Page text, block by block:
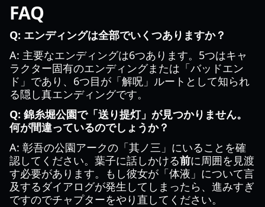
FAQ
Q: エンディングは全部でいくつありますか？
A: 主要なエンディングは6つあります。5つはキャ
ラクター固有のエンディングまたは「バッドエン
ド」であり、6つ目が「解呪」ルートとして知られ
る隠し真エンディングです。
Q: 錦糸堀公園で「送り提灯」が見つかりません。
何が間違っているのでしょうか？
A: 彰吾の公園アークの「其ノ三」にいることを確
認してください。葉子に話しかける前に周囲を見渡
す必要があります。もし彼女が「体液」について言
及するダイアログが発生してしまったら、進みすぎ
ですのでチャプターをやり直してください。